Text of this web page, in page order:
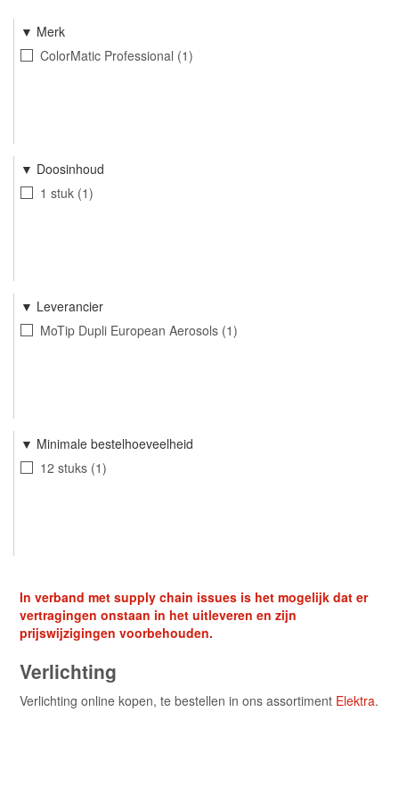
Merk
ColorMatic Professional 1
Doosinhoud
1 stuk 1
Leverancier
MoTip Dupli European Aerosols 1
Minimale bestelhoeveelheid
12 stuks 1
In verband met supply chain issues is het mogelijk dat er
vertragingen onstaan in het uitleveren en zijn
prijswijzigingen voorbehouden.
Verlichting
Verlichting online kopen, te bestellen in ons assortiment Elektra.